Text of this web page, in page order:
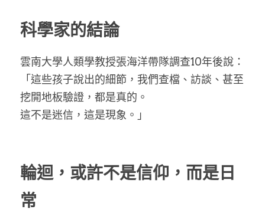
科學家的結論
雲南大學人類學教授張海洋帶隊調查10年後說：
「這些孩子說出的細節，我們查檔、訪談、甚至
挖開地板驗證，都是真的。
這不是迷信，這是現象。」
輪迴，或許不是信仰，而是日
常